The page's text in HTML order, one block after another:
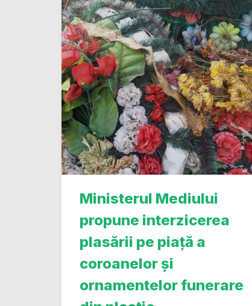
Ministerul Mediului
propune interzicerea
plasării pe piață a
coroanelor și
ornamentelor funerare